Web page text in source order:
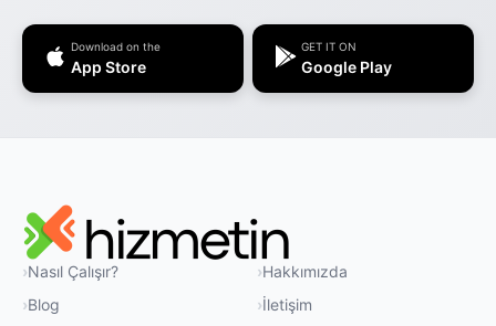
Download on the
App Store
GET IT ON
Google Play
Nasıl Çalışır?
Hakkımızda
Blog
İletişim